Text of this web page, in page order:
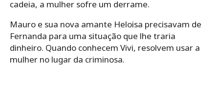
cadeia, a mulher sofre um derrame.
Mauro e sua nova amante Heloisa precisavam de
Fernanda para uma situação que lhe traria
dinheiro. Quando conhecem Vivi, resolvem usar a
mulher no lugar da criminosa.